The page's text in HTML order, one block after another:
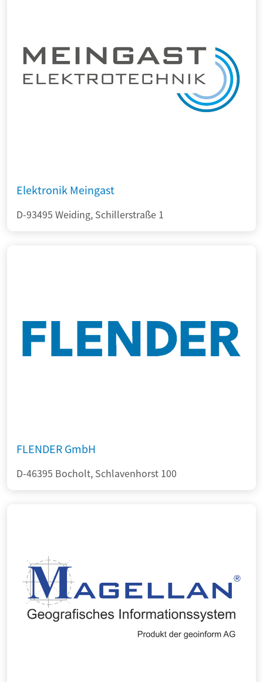
Elektronik Meingast
D-93495 Weiding, Schillerstraße 1
FLENDER GmbH
D-46395 Bocholt, Schlavenhorst 100